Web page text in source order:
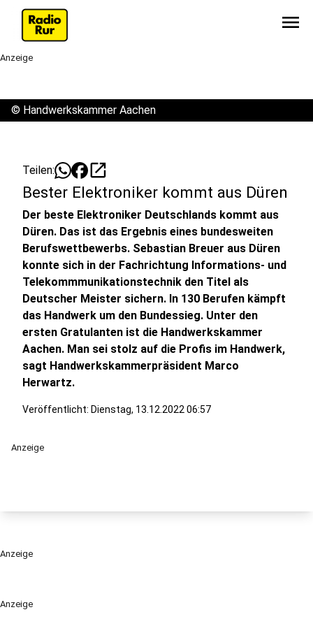
menu
Anzeige
Anzeige
© Handwerkskammer Aachen
Teilen: open_in_new
Bester Elektroniker kommt aus Düren
Der beste Elektroniker Deutschlands kommt aus
Düren. Das ist das Ergebnis eines bundesweiten
Berufswettbewerbs. Sebastian Breuer aus Düren
konnte sich in der Fachrichtung Informations- und
Telekommmunikationstechnik den Titel als
Deutscher Meister sichern. In 130 Berufen kämpft
das Handwerk um den Bundessieg. Unter den
ersten Gratulanten ist die Handwerkskammer
Aachen. Man sei stolz auf die Profis im Handwerk,
sagt Handwerkskammerpräsident Marco
Herwartz.
Veröffentlicht: Dienstag, 13.12.2022 06:57
Anzeige
Anzeige